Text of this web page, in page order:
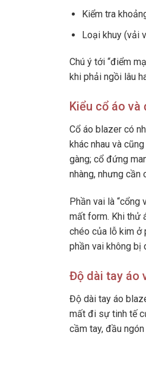
Kiểm tra
Loại khuy (vải
Chú ý tới “điểm
khi phải ngồi lâu
Kiểu cổ áo và
Cổ áo blazer có
khác nhau và
gàng; cổ đứng
nhàng, nhưng cần
Phần vai là “cổng
mất form. Khi thử
chéo của lỗ kim ở
phần vai không bị
Độ dài tay áo
Độ dài tay áo
mất đi sự tinh tế
cầm tay, đầu